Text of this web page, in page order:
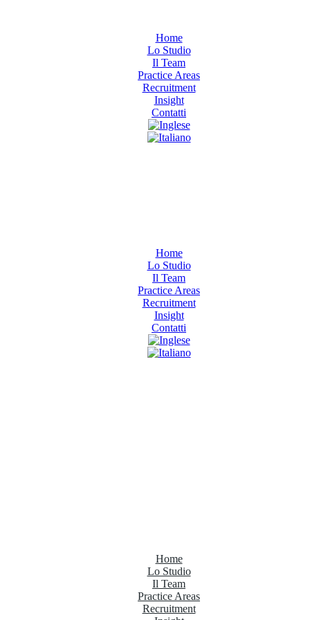
Home
Lo Studio
Il Team
Practice Areas
Recruitment
Insight
Contatti
Home
Lo Studio
Il Team
Practice Areas
Recruitment
Insight
Contatti
Home
Lo Studio
Il Team
Practice Areas
Recruitment